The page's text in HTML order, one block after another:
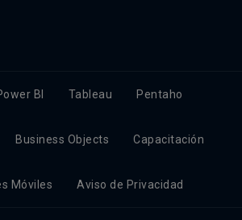
BI Tableau Pentaho
Business Objects Capacitación
Móviles Aviso de Privacidad